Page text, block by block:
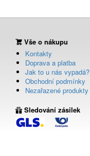
Vše o nákupu
Kontakty
Doprava a platba
Jak to u nás vypadá?
Obchodní podmínky
Nezařazené produkty
Sledování zásilek